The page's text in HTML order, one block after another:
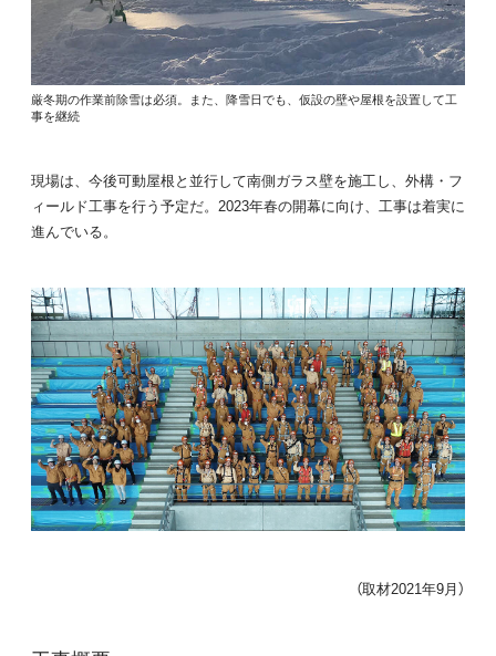
厳冬期の作業前除雪は必須。また、降雪日でも、仮設の壁や屋根を設置して工
事を継続
現場は、今後可動屋根と並行して南側ガラス壁を施工し、外構・フ
ィールド工事を行う予定だ。2023年春の開幕に向け、工事は着実に
進んでいる。
（取材2021年9月）